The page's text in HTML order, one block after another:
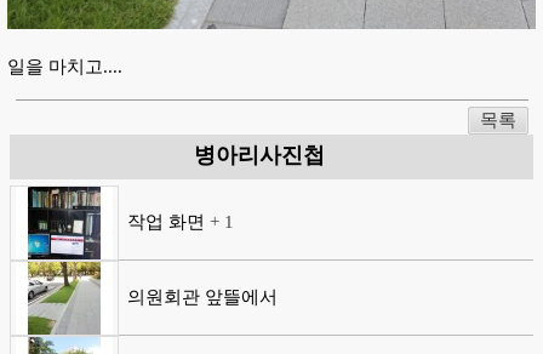
일을 마치고....
목록
병아리사진첩
작업 화면+ 1
의원회관 앞뜰에서